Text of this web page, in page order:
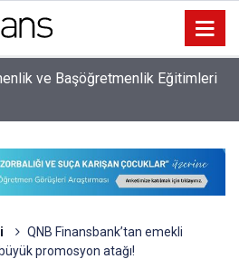
ve Başöğretmenlik Eğitimleri
QNB Finansbank’tan emekli
promosyon atağı!